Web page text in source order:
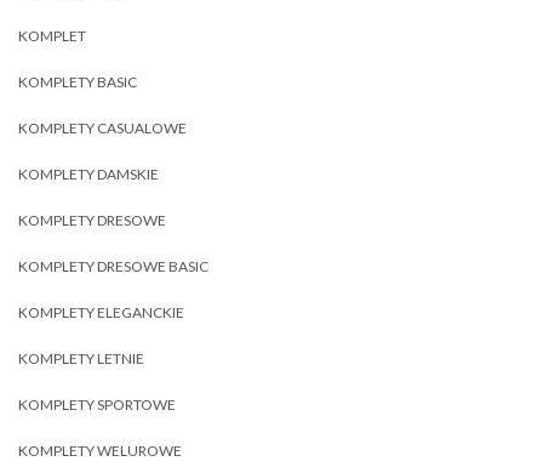
KOMPLET
KOMPLETY BASIC
KOMPLETY CASUALOWE
KOMPLETY DAMSKIE
KOMPLETY DRESOWE
KOMPLETY DRESOWE BASIC
KOMPLETY ELEGANCKIE
KOMPLETY LETNIE
KOMPLETY SPORTOWE
KOMPLETY WELUROWE